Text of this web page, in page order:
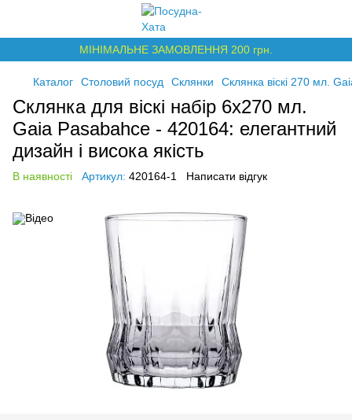
МІНІМАЛЬНЕ ЗАМОВЛЕННЯ 200 грн.
Каталог Столовий посуд Склянки Склянка віскі 270 мл.
Склянка для віскі набір 6х270 мл.
Gaia Pasabahce - 420164: елегантний
дизайн і висока якість
В наявності Артикул: 420164-1 Написати відгук